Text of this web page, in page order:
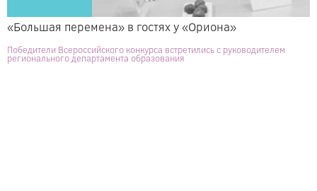
«Большая перемена» в гостях у «Ориона»
Победители Всероссийского конкурса встретились с руководителем
регионального департамента образования